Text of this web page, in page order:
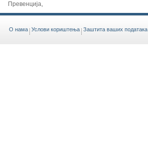
Превенција,
O нама Услови кориштења Заштита ваших података